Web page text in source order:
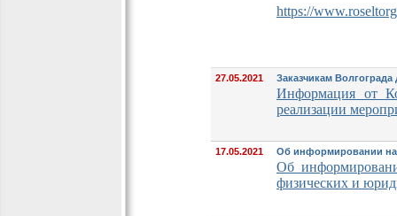
https://
27.05.2021 Заказчикам
Информация от
реализации
17.05.2021 Об информировании
Об
физических и